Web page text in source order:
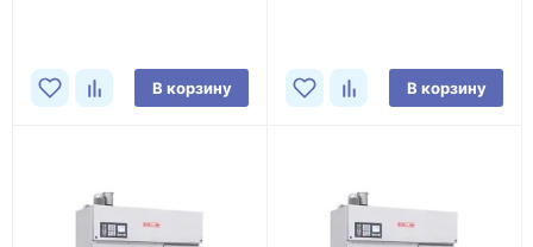
В корзину В корзину